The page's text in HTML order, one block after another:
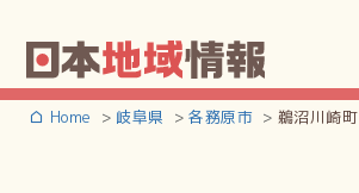
Home 岐阜県 各務原市 鵜沼川崎町